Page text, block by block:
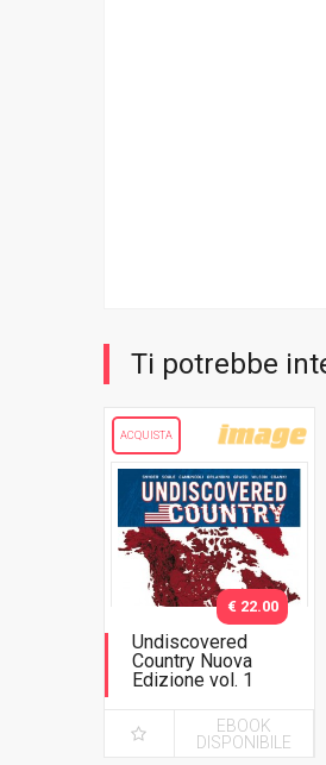
Ti potrebbe
ACQUISTA
Undiscovered
Country Nuova
Edizione vol. 1
€ 22.00
EBOOK
DISPONIBILE